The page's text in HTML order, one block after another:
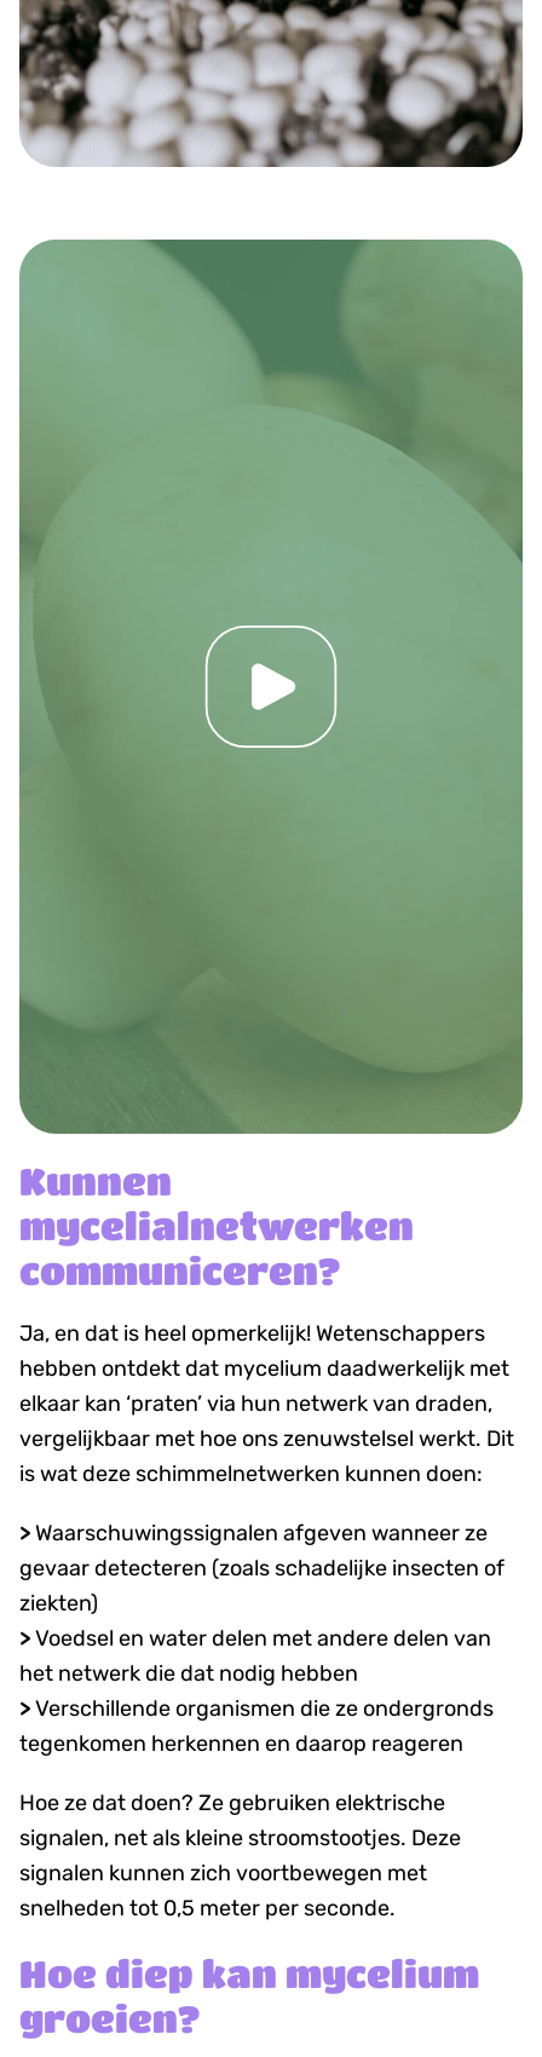
Kunnen
mycelialnetwerken
communiceren?
Ja, en dat is heel opmerkelijk! Wetenschappers
hebben ontdekt dat mycelium daadwerkelijk met
elkaar kan ‘praten’ via hun netwerk van draden,
vergelijkbaar met hoe ons zenuwstelsel werkt. Dit
is wat deze schimmelnetwerken kunnen doen:
> Waarschuwingssignalen afgeven wanneer ze
gevaar detecteren (zoals schadelijke insecten of
ziekten)
>Voedsel en water delen met andere delen van
het netwerk die dat nodig hebben
>Verschillende organismen die ze ondergronds
tegenkomen herkennen en daarop reageren
Hoe ze dat doen? Ze gebruiken elektrische
signalen, net als kleine stroomstootjes. Deze
signalen kunnen zich voortbewegen met
snelheden tot 0,5 meter per seconde.
Hoe diep kan mycelium
groeien?